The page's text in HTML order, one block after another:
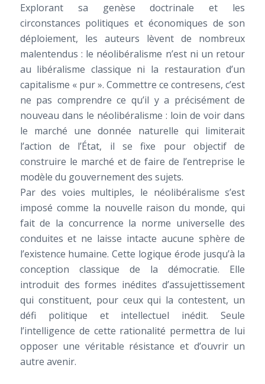
Explorant sa genèse doctrinale et les
circonstances politiques et économiques de son
déploiement, les auteurs lèvent de nombreux
malentendus : le néolibéralisme n’est ni un retour
au libéralisme classique ni la restauration d’un
capitalisme « pur ». Commettre ce contresens, c’est
ne pas comprendre ce qu’il y a précisément de
nouveau dans le néolibéralisme : loin de voir dans
le marché une donnée naturelle qui limiterait
l’action de l’État, il se fixe pour objectif de
construire le marché et de faire de l’entreprise le
modèle du gouvernement des sujets.
Par des voies multiples, le néolibéralisme s’est
imposé comme la nouvelle raison du monde, qui
fait de la concurrence la norme universelle des
conduites et ne laisse intacte aucune sphère de
l’existence humaine. Cette logique érode jusqu’à la
conception classique de la démocratie. Elle
introduit des formes inédites d’assujettissement
qui constituent, pour ceux qui la contestent, un
défi politique et intellectuel inédit. Seule
l’intelligence de cette rationalité permettra de lui
opposer une véritable résistance et d’ouvrir un
autre avenir.